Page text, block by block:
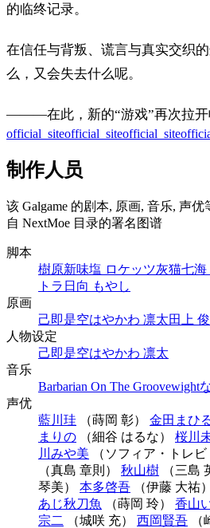
的临终记录。
在信任与背叛、谎言与真实交织
么，又会失去什么呢。
———在此，新的“游戏”再次拉开
official_siteofficial_siteofficial_site
制作人员
该 Galgame 的剧本, 原画, 音乐, 声
自 NextMoe 目录的署名图谱
脚本
樹原新味塩 ロケッツ灰猫七海
トラ 日向 もやし
原画
己即是空はやかわ 凛太田上
人物设定
己即是空はやかわ 凛太
音乐
Barbarian On The Groovewight
声优
藍川珪 （蒔岡 彰） 金田まひ
まりの （細谷 はるな） 桜川
川みや美 （ソフィア・トレ
（真島 章則） 秋山樹 （三島
琴美） 本多啓吾 （伊藤 大祐）
あじ秋刀魚
（蒔岡 玲） 香山
宗二
（城咲 充） 西岡賢吾 （